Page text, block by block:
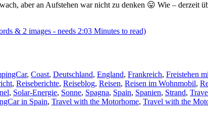
aber an Aufstehen war nicht zu denken 😛 Wie – derzeit
& 2 images - needs 2:03 Minutes to read)
, Coast, Deutschland, England, Frankreich, Freistehen
, Reiseberichte, Reiseblog, Reisen, Reisen im Wohnmobil,
, Solar-Energie, Sonne, Spagna, Spain, Spanien, Strand,
in Spain, Travel with the Motorhome, Travel with the